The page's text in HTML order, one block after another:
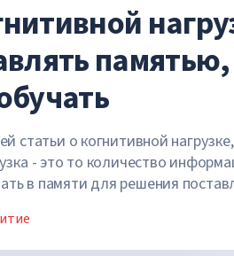
статьи о когнитивной
- это то количество
в памяти для решения